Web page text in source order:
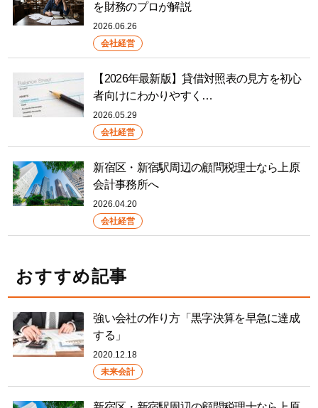
を財務のプロが解説
2026.06.26
会社経営
【2026年最新版】貸借対照表の見方を初心
者向けにわかりやすく…
2026.05.29
会社経営
新宿区・新宿駅周辺の顧問税理士なら上原
会計事務所へ
2026.04.20
会社経営
おすすめ記事
強い会社の作り方「黒字決算を早急に達成
する」
2020.12.18
未来会計